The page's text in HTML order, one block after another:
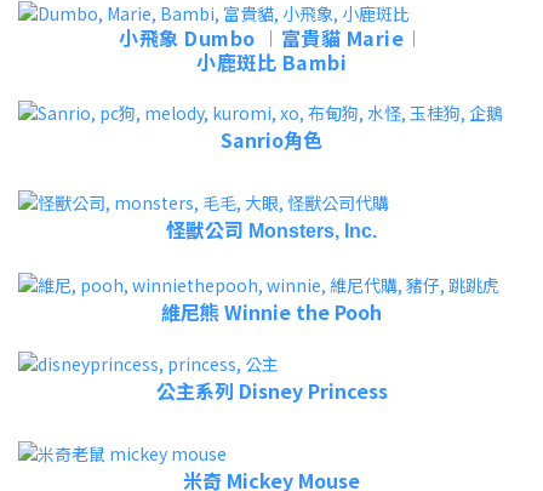
小飛象 Dumbo ︱富貴貓 Marie︱
小鹿斑比 Bambi
Sanrio角色
怪獸公司 Monsters, Inc.
維尼熊 Winnie the Pooh
公主系列 Disney Princess
米奇 Mickey Mouse